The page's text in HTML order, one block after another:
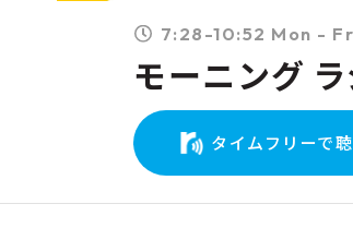
7:28-10:52 Mon -
モーニング
タイムフリーで聴